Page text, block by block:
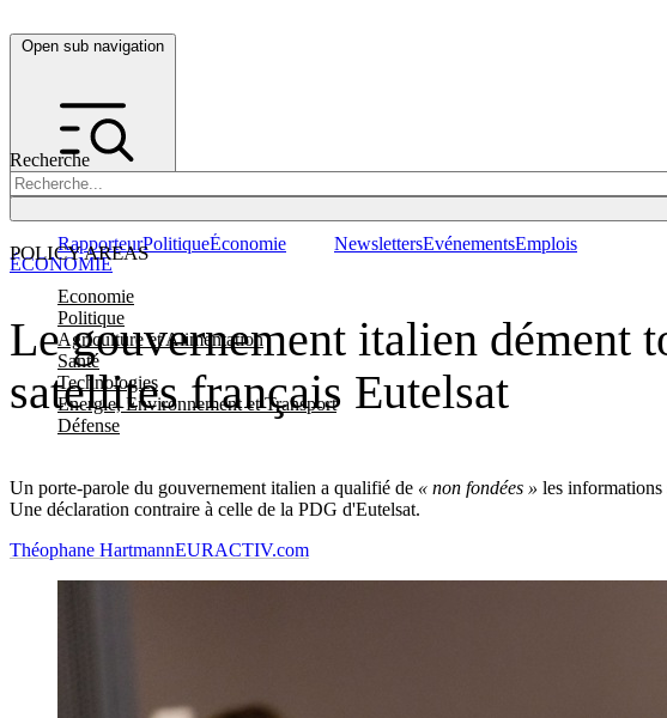
Open sub navigation
Recherche
POLICY AREAS
Economie
Politique
Agriculture et Alimentation
Santé
Technologies
Energie, Environnement et Transport
Défense
RapporteurPolitiqueÉconomie NewslettersEvénementsEmplois
Le gouvernement italien dément
satellites français Eutelsat
Un porte-parole du gouvernement italien a qualifié de « non fondées » les informations
Une déclaration contraire à celle de la PDG d'Eutelsat.
ÉCONOMIE
Théophane HartmannEURACTIV.com